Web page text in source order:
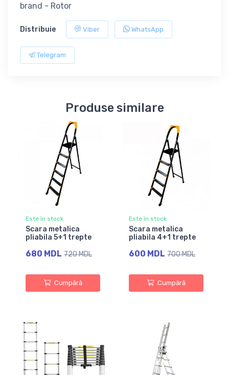
brand - Rotor
Distribuie Viber WhatsApp
Telegram
Produse similare
Este în stock
Scara metalica
pliabila 5+1 trepte
680 MDL 720 MDL
Cumpără
Este în stock
Scara metalica
pliabila 4+1 trepte
600 MDL 700 MDL
Cumpără